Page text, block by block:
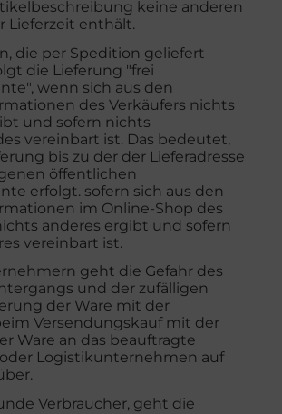
keine anderen
Lieferzeit enthält.
die per Spedition geliefert
die Lieferung "frei
wenn sich aus den
des Verkäufers nichts
und sofern nichts
vereinbart ist. Das bedeutet,
bis zu der der Lieferadresse
öffentlichen
erfolgt. sofern sich aus den
im Online-Shop des
anderes ergibt und sofern
vereinbart ist.
geht die Gefahr des
und der zufälligen
der Ware mit der
Versendungskauf mit der
Ware an das beauftragte
Logistikunternehmen auf
Verbraucher, geht die